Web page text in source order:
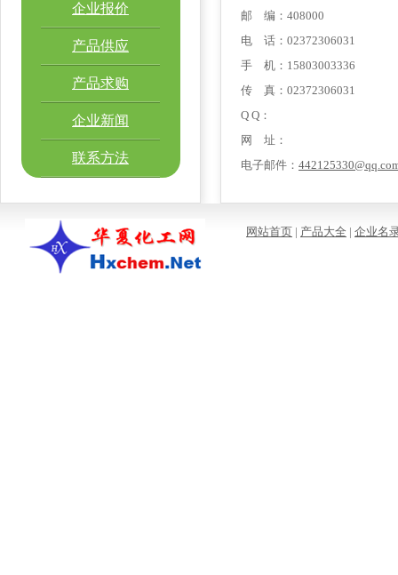
企业报价
产品供应
产品求购
企业新闻
联系方法
邮 编：408000
电 话：02372306031
手 机：15803003336
传 真：02372306031
Q Q：
网 址：
电子邮件：
网站首页 | 产品大全 | 企业名